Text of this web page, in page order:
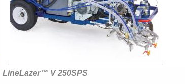
LineLazer™ V 250SPS